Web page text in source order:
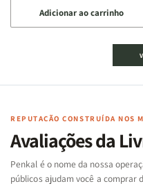
quantidade
de
Cartas
Famílias
Bíblia
-
Penkal
de
Jogo
Cartas
Famílias
da
Bíblia
-
Penkal
Adicionar ao carrinho
REPUTAÇÃO CONSTRUÍDA NOS
Avaliações da
Penkal é o nome da nossa
públicos ajudam você a comprar